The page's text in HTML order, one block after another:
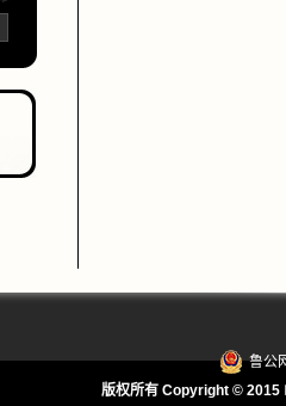
鲁公
版权所有 Copyright © 2015